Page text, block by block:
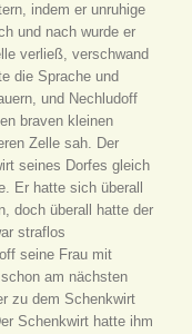
indem er unruhige
und nach wurde er
verließ, verschwand
die Sprache und
und Nechludoff
braven kleinen
Zelle sah. Der
seines Dorfes gleich
Er hatte sich überall
doch überall hatte der
straflos
seine Frau mit
am nächsten
zu dem Schenkwirt
Schenkwirt hatte ihm